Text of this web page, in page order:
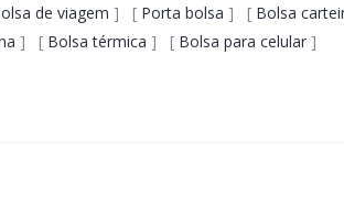
de viagem ] [ Porta bolsa ] [ Bolsa
] [ Bolsa térmica ] [ Bolsa para celular ]